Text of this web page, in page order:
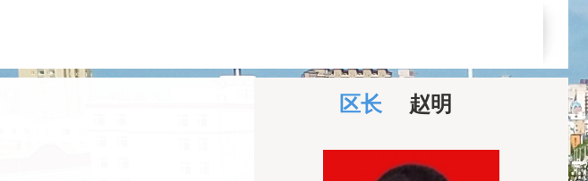
区长 赵明